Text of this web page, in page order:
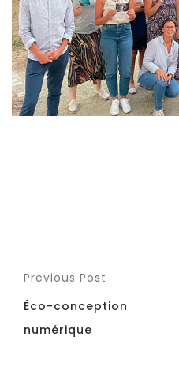
Previous Post
Éco-conception
numérique